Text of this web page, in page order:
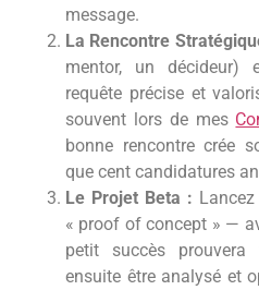
message.
La Rencontre
mentor, un décideur)
requête précise et
souvent lors de mes
bonne rencontre crée
que cent candidatures
Le Projet Beta :
« proof of concept » —
petit succès
ensuite être analysé et